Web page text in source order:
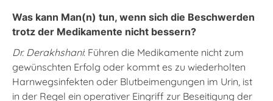
Was kann Man(n) tun, wenn sich die Beschwerden
trotz der Medikamente nicht bessern?
Dr. Derakhshani: Führen die Medikamente nicht zum
gewünschten Erfolg oder kommt es zu wiederholten
Harnwegsinfekten oder Blutbeimengungen im Urin, ist
in der Regel ein operativer Eingriff zur Beseitigung der